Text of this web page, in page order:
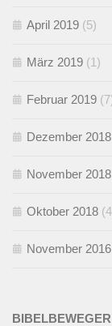
April 2019 (5)
März 2019 (1)
Februar 2019
Dezember 2018
November 2018
Oktober 2018
November 2016